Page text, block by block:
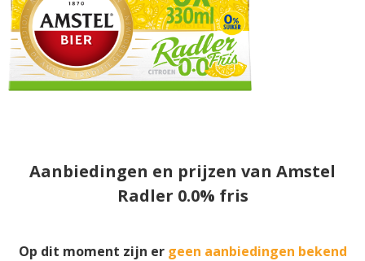
Aanbiedingen en prijzen van Amstel
Radler 0.0% fris
Op dit moment zijn er geen aanbiedingen bekend